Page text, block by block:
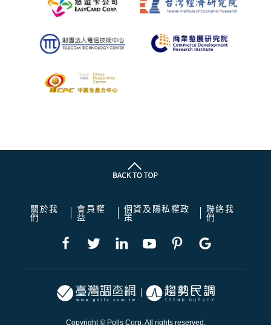
關於我
們
會員權
益
個資及隱私權政
策
聯絡我
們
Copyright © Polls Corp. All rights reserved.